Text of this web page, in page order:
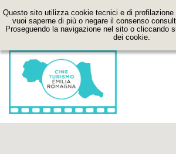
Questo sito utilizza cookie tecnici e di
vuoi saperne di più o negare il consenso
Proseguendo la navigazione nel sito o cliccando
dei cookie.